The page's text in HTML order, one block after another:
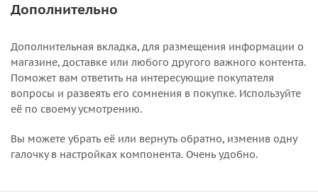
Дополнительно
Дополнительная вкладка, для размещения информации о
магазине, доставке или любого другого важного контента.
Поможет вам ответить на интересующие покупателя
вопросы и развеять его сомнения в покупке. Используйте
её по своему усмотрению.
Вы можете убрать её или вернуть обратно, изменив одну
галочку в настройках компонента. Очень удобно.